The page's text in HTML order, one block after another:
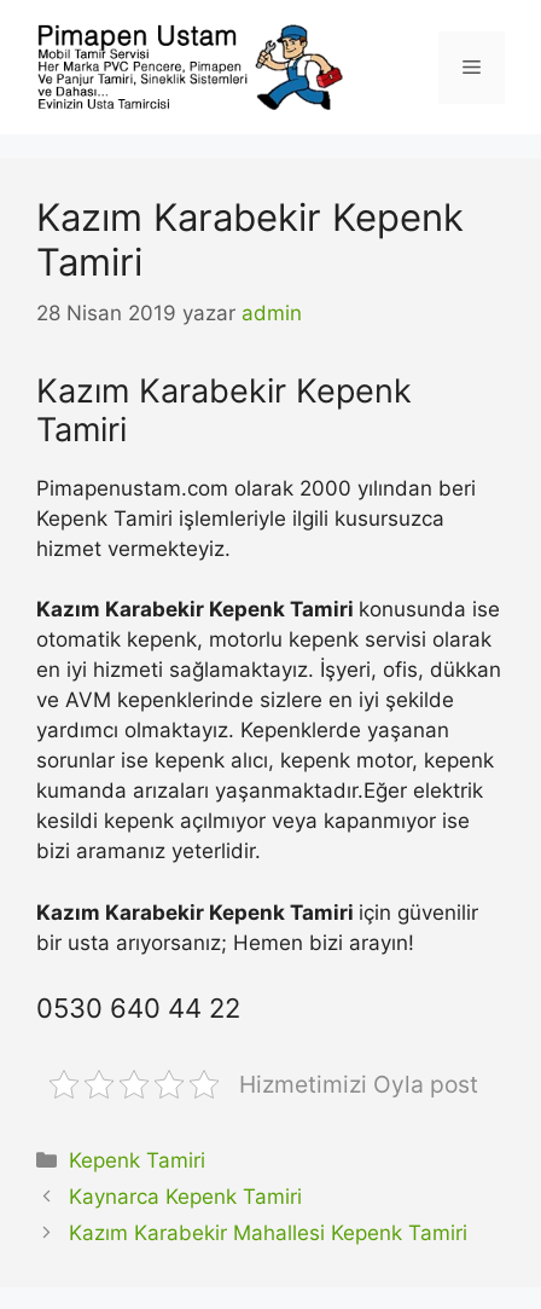
Menü
Kazım Karabekir Kepenk
Tamiri
28 Nisan 2019 yazar admin
Kazım Karabekir Kepenk
Tamiri
Pimapenustam.com olarak 2000 yılından beri
Kepenk Tamiri işlemleriyle ilgili kusursuzca
hizmet vermekteyiz.
Kazım Karabekir Kepenk Tamiri konusunda ise
otomatik kepenk, motorlu kepenk servisi olarak
en iyi hizmeti sağlamaktayız. İşyeri, ofis, dükkan
ve AVM kepenklerinde sizlere en iyi şekilde
yardımcı olmaktayız. Kepenklerde yaşanan
sorunlar ise kepenk alıcı, kepenk motor, kepenk
kumanda arızaları yaşanmaktadır.Eğer elektrik
kesildi kepenk açılmıyor veya kapanmıyor ise
bizi aramanız yeterlidir.
Kazım Karabekir Kepenk Tamiri için güvenilir
bir usta arıyorsanız; Hemen bizi arayın!
0530 640 44 22
Hizmetimizi Oyla post
Kategoriler
Kepenk Tamiri
Kaynarca Kepenk Tamiri
Kazım Karabekir Mahallesi Kepenk Tamiri